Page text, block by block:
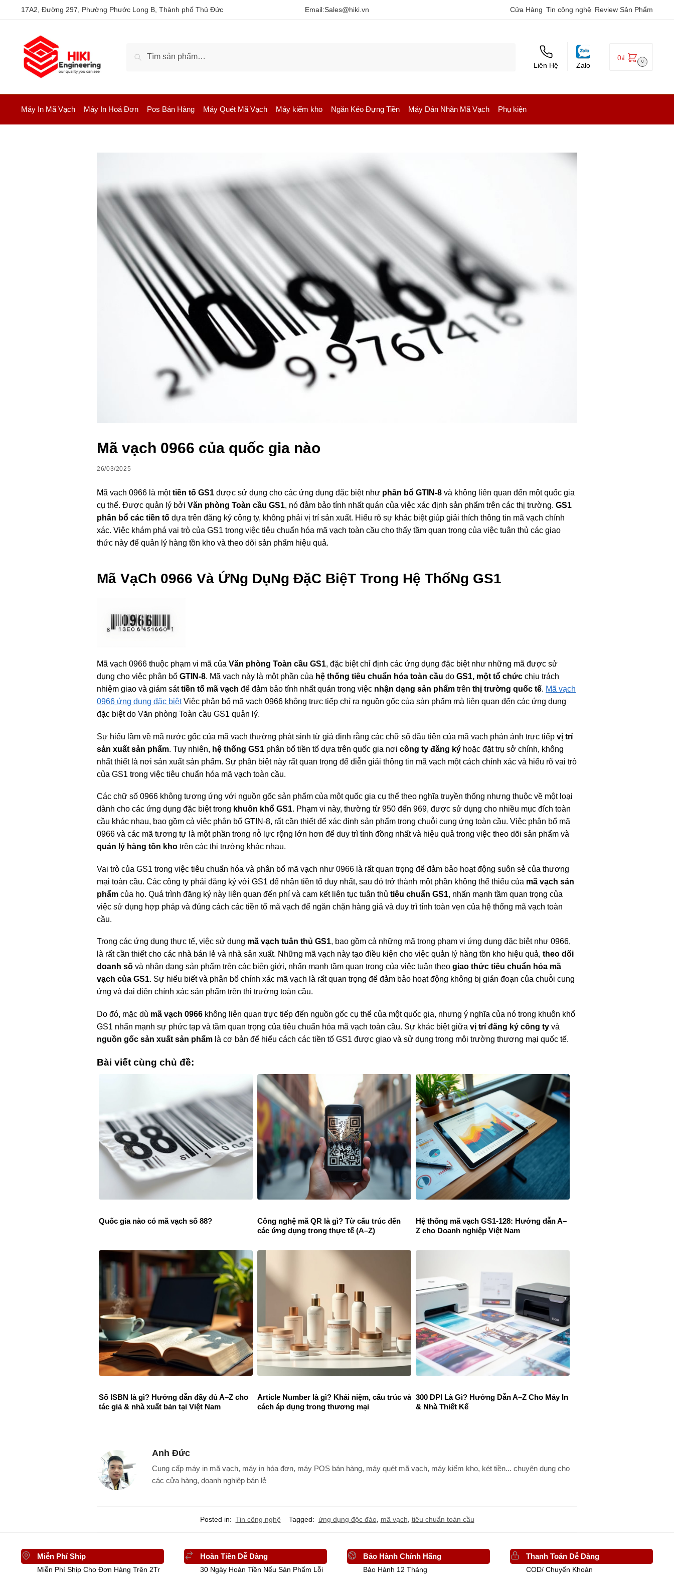
17A2, Đường 297, Phường Phước Long B, Thành phố Thủ Đức Email:Sales@hiki.vn Cửa Hàng Tin công nghệ Review Sản Phẩm
Liên Hệ Zalo
0₫ 0
Máy In Mã Vạch Máy In Hoá Đơn Pos Bán Hàng Máy Quét Mã Vạch Máy kiểm kho Ngăn Kéo Đựng Tiền Máy Dán Nhãn Mã Vạch Phụ kiện
Mã vạch 0966 của quốc gia nào
26/03/2025
Mã vạch 0966 là mộttiền tố GS1 được sử dụng cho các ứng dụng đặc biệt như phân bổ GTIN-8 và không liên quan đến một quốc gia
cụ thể. Được quản lý bởiVăn phòng Toàn cầu GS1, nó đảm bảo tính nhất quán của việc xác định sản phẩm trên các thị trường.GS1
phân bổ các tiền tố dựa trên đăng ký công ty, không phải vị trí sản xuất. Hiểu rõ sự khác biệt giúp giải thích thông tin mã vạch chính
xác. Việc khám phá vai trò của GS1 trong việc tiêu chuẩn hóa mã vạch toàn cầu cho thấy tầm quan trọng của việc tuân thủ các giao
thức này để quản lý hàng tồn kho và theo dõi sản phẩm hiệu quả.
Mã VạCh 0966 Và ỨNg DụNg ĐặC BiệT Trong Hệ ThốNg GS1
Mã vạch 0966 thuộc phạm vi mã củaVăn phòng Toàn cầu GS1, đặc biệt chỉ định các ứng dụng đặc biệt như những mã được sử
dụng cho việc phân bổGTIN-8. Mã vạch này là một phần của hệ thống tiêu chuẩn hóa toàn cầu doGS1, một tổ chức chịu trách
nhiệm giao và giám sáttiền tố mã vạch để đảm bảo tính nhất quán trong việc nhận dạng sản phẩm trênthị trường quốc tế. Mã vạch
0966 ứng dụng đặc biệtViệc phân bổ mã vạch 0966 không trực tiếp chỉ ra nguồn gốc của sản phẩm mà liên quan đến các ứng dụng
đặc biệt do Văn phòng Toàn cầu GS1 quản lý.
Sự hiểu lầm về mã nước gốc của mã vạch thường phát sinh từ giả định rằng các chữ số đầu tiên của mã vạch phản ánh trực tiếpvị trí
sản xuất sản phẩm. Tuy nhiên, hệ thống GS1 phân bổ tiền tố dựa trên quốc gia nơicông ty đăng ký hoặc đặt trụ sở chính, không
nhất thiết là nơi sản xuất sản phẩm. Sự phân biệt này rất quan trọng để diễn giải thông tin mã vạch một cách chính xác và hiểu rõ vai trò
của GS1 trong việc tiêu chuẩn hóa mã vạch toàn cầu.
Các chữ số 0966 không tương ứng với nguồn gốc sản phẩm của một quốc gia cụ thể theo nghĩa truyền thống nhưng thuộc về một loại
dành cho các ứng dụng đặc biệt trong khuôn khổ GS1. Phạm vi này, thường từ 950 đến 969, được sử dụng cho nhiều mục đích toàn
cầu khác nhau, bao gồm cả việc phân bổ GTIN-8, rất cần thiết để xác định sản phẩm trong chuỗi cung ứng toàn cầu. Việc phân bổ mã
0966 và các mã tương tự là một phần trong nỗ lực rộng lớn hơn để duy trì tính đồng nhất và hiệu quả trong việc theo dõi sản phẩm và
quản lý hàng tồn kho trên các thị trường khác nhau.
Vai trò của GS1 trong việc tiêu chuẩn hóa và phân bổ mã vạch như 0966 là rất quan trọng để đảm bảo hoạt động suôn sẻ của thương
mại toàn cầu. Các công ty phải đăng ký với GS1 để nhận tiền tố duy nhất, sau đó trở thành một phần không thể thiếu của mã vạch sản
phẩm của họ. Quá trình đăng ký này liên quan đến phí và cam kết liên tục tuân thủtiêu chuẩn GS1, nhấn mạnh tầm quan trọng của
việc sử dụng hợp pháp và đúng cách các tiền tố mã vạch để ngăn chặn hàng giả và duy trì tính toàn vẹn của hệ thống mã vạch toàn
cầu.
Trong các ứng dụng thực tế, việc sử dụng mã vạch tuân thủ GS1, bao gồm cả những mã trong phạm vi ứng dụng đặc biệt như 0966,
là rất cần thiết cho các nhà bán lẻ và nhà sản xuất. Những mã vạch này tạo điều kiện cho việc quản lý hàng tồn kho hiệu quả,theo dõi
doanh số và nhận dạng sản phẩm trên các biên giới, nhấn mạnh tầm quan trọng của việc tuân theogiao thức tiêu chuẩn hóa mã
vạch của GS1. Sự hiểu biết và phân bổ chính xác mã vạch là rất quan trọng để đảm bảo hoạt động không bị gián đoạn của chuỗi cung
ứng và đại diện chính xác sản phẩm trên thị trường toàn cầu.
Do đó, mặc dù mã vạch 0966 không liên quan trực tiếp đến nguồn gốc cụ thể của một quốc gia, nhưng ý nghĩa của nó trong khuôn khổ
GS1 nhấn mạnh sự phức tạp và tầm quan trọng của tiêu chuẩn hóa mã vạch toàn cầu. Sự khác biệt giữavị trí đăng ký công ty và
nguồn gốc sản xuất sản phẩm là cơ bản để hiểu cách các tiền tố GS1 được giao và sử dụng trong môi trường thương mại quốc tế.
Bài viết cùng chủ đề:
Quốc gia nào có mã vạch số 88?
Công nghệ mã QR là gì? Từ cấu trúc đến
các ứng dụng trong thực tế (A–Z)
Hệ thống mã vạch GS1-128: Hướng dẫn A–
Z cho Doanh nghiệp Việt Nam
Số ISBN là gì? Hướng dẫn đầy đủ A–Z cho
tác giả & nhà xuất bản tại Việt Nam
Article Number là gì? Khái niệm, cấu trúc và
cách áp dụng trong thương mại
300 DPI Là Gì? Hướng Dẫn A–Z Cho Máy In
& Nhà Thiết Kế
Anh Đức
Cung cấp máy in mã vạch, máy in hóa đơn, máy POS bán hàng, máy quét mã vạch, máy kiểm kho, két tiền... chuyên dụng cho
các cửa hàng, doanh nghiệp bán lẻ
Posted in: Tin công nghệ Tagged: ứng dụng độc đáo, mã vạch tiêu chuẩn toàn cầu
Miễn Phí Ship
Miễn Phí Ship Cho Đơn Hàng Trên 2Tr
Hoàn Tiền Dễ Dàng
30 Ngày Hoàn Tiền Nếu Sản Phẩm Lỗi
Bảo Hành Chính Hãng
Bảo Hành 12 Tháng
Thanh Toán Dễ Dàng
COD/ Chuyển Khoản